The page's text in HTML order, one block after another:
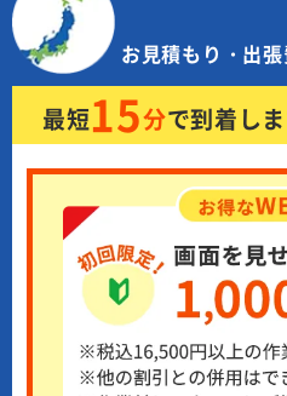
お見積もり・出張
最短15分で到着し